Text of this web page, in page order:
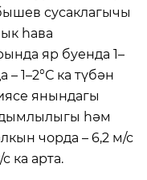
сусаклагычы
һава
яр буенда 1–
1–2°С ка түбән
янындагы
һәм
чорда – 6,2 м/с
ка арта.